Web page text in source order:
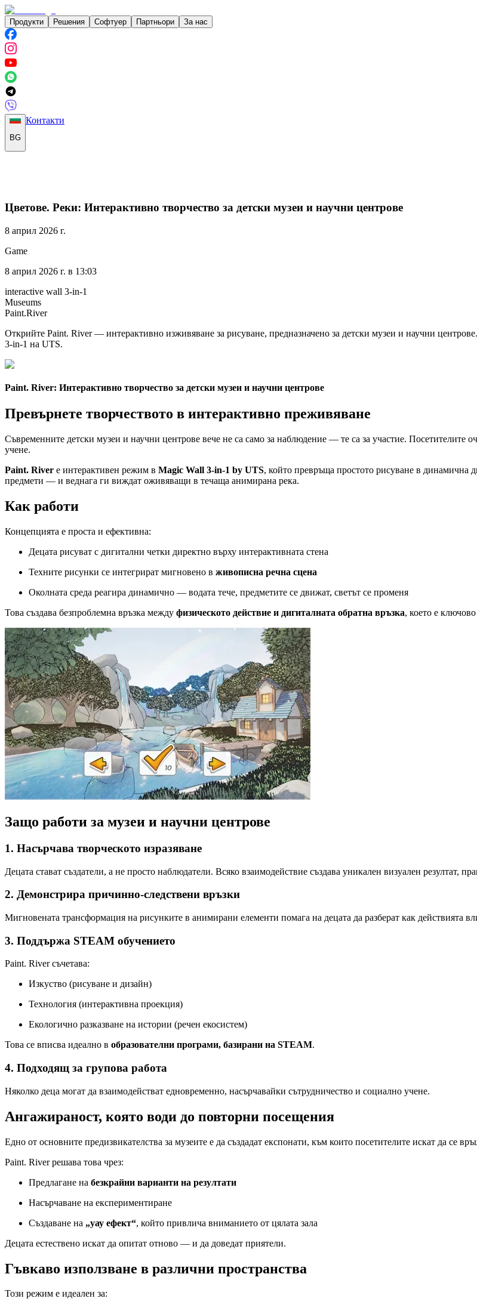
Продукти Решения Софтуер Партньори За нас
BG
Контакти
Цветове. Реки: Интерактивно творчество за детски музеи и научни центрове
8 април 2026 г.
Game
8 април 2026 г. в 13:03
interactive wall 3-in-1
Museums
Paint.River
Открийте Paint. River — интерактивно изживяване за рисуване, предназначено за детски музеи и научни
3-in-1 на UTS.
Paint. River: Интерактивно творчество за детски музеи и научни центрове
Превърнете творчеството в интерактивно преживяване
Съвременните детски музеи и научни центрове вече не са само за наблюдение — те са за участие. Посетителите
учене.
Paint. River е интерактивен режим в Magic Wall 3-in-1 by UTS, който превръща простото рисуване в динамична
предмети — и веднага ги виждат оживяващи в течаща анимирана река.
Как работи
Концепцията е проста и ефективна:
Децата рисуват с дигитални четки директно върху интерактивната стена
Техните рисунки се интегрират мигновено в живописна речна сцена
Околната среда реагира динамично — водата тече, предметите се движат, светът се променя
Това създава безпроблемна връзка между физическото действие и дигиталната обратна връзка, което е
Защо работи за музеи и научни центрове
1. Насърчава творческото изразяване
Децата стават създатели, а не просто наблюдатели. Всяко взаимодействие създава уникален визуален резултат,
2. Демонстрира причинно-следствени връзки
Мигновената трансформация на рисунките в анимирани елементи помага на децата да разберат как действията
3. Поддържа STEAM обучението
Paint. River съчетава:
Изкуство (рисуване и дизайн)
Технология (интерактивна проекция)
Екологично разказване на истории (речен екосистем)
Това се вписва идеално в образователни програми, базирани на STEAM.
4. Подходящ за групова работа
Няколко деца могат да взаимодействат едновременно, насърчавайки сътрудничество и социално учене.
Ангажираност, която води до повторни посещения
Едно от основните предизвикателства за музеите е да създадат експонати, към които посетителите искат да се
Paint. River решава това чрез:
Предлагане на безкрайни варианти на резултати
Насърчаване на експериментиране
Създаване на „уау ефект“, който привлича вниманието от цялата зала
Децата естествено искат да опитат отново — и да доведат приятели.
Гъвкаво използване в различни пространства
Този режим е идеален за: